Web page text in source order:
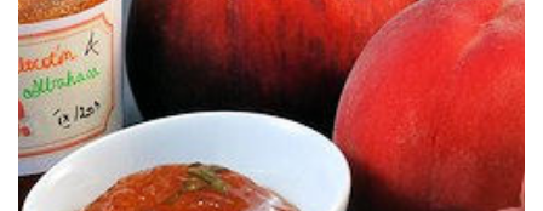
MERMELADA DE MELOCOTÓN &
ALBAHACA
Una mermelada sabrosa y muy fresca para celebrar el verano.